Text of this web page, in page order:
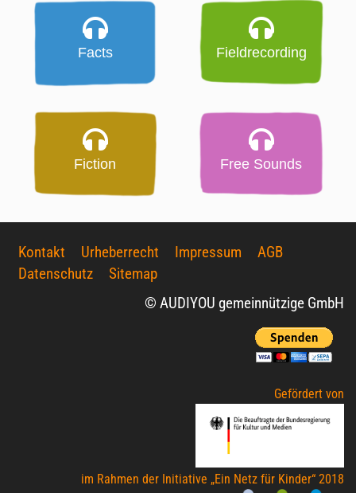
Facts Fieldrecording
Fiction Free Sounds
Kontakt Urheberrecht Impressum
AGB
Datenschutz
Sitemap
© AUDIYOU gemeinnützige GmbH
Gefördert von
im Rahmen der Initiative „Ein Netz für Kinder“ 2018